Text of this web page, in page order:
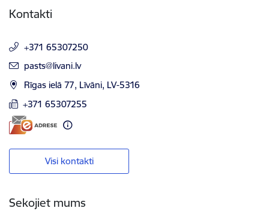
Kontakti
+371 65307250
E-pasts:
pasts@livani.lv
Rīgas ielā 77, Līvāni, LV-5316
+371 65307255
Visi kontakti
Sekojiet mums